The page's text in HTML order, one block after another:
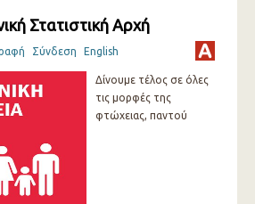
Στατιστική Αρχή
Σύνδεση English
Δίνουμε τέλος σε όλες
τις μορφές της
φτώχειας, παντού